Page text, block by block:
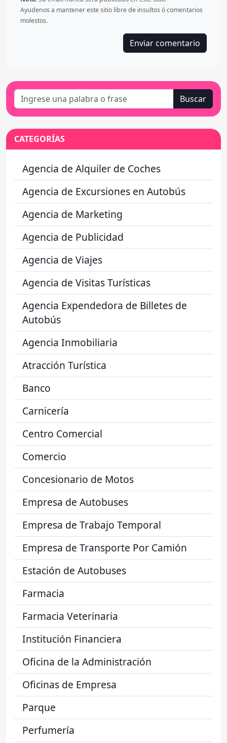
Ayudenos a mantener este sitio libre de insultos ó comentarios
molestos.
Buscar
CATEGORÍAS
Agencia de Alquiler de Coches
Agencia de Excursiones en Autobús
Agencia de Marketing
Agencia de Publicidad
Agencia de Viajes
Agencia de Visitas Turísticas
Agencia Expendedora de Billetes de
Autobús
Agencia Inmobiliaria
Atracción Turística
Banco
Carnicería
Centro Comercial
Comercio
Concesionario de Motos
Empresa de Autobuses
Empresa de Trabajo Temporal
Empresa de Transporte Por Camión
Estación de Autobuses
Farmacia
Farmacia Veterinaria
Institución Financiera
Oficina de la Administración
Oficinas de Empresa
Parque
Perfumería